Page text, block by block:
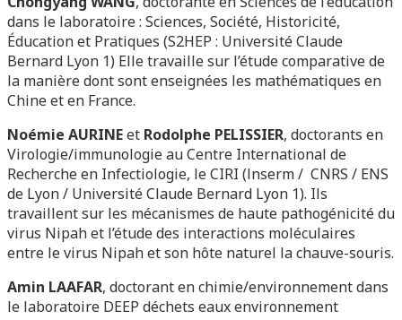
dans le laboratoire : Sciences, Société, Historicité,
Éducation et Pratiques (S2HEP : Université Claude
Bernard Lyon 1) Elle travaille sur l’étude comparative de
la manière dont sont enseignées les mathématiques en
Chine et en France.
Noémie AURINEet Rodolphe PELISSIER, doctorants en
Virologie/immunologie au Centre International de
Recherche en Infectiologie, le CIRI (lnserm / CNRS / ENS
de Lyon / Université Claude Bernard Lyon 1). Ils
travaillent sur les mécanismes de haute pathogénicité du
virus Nipah et l’étude des interactions moléculaires
entre le virus Nipah et son hôte naturel la chauve-souris.
Amin LAAFAR, doctorant en chimie/environnement dans
le laboratoire DEEP déchets eaux environnement